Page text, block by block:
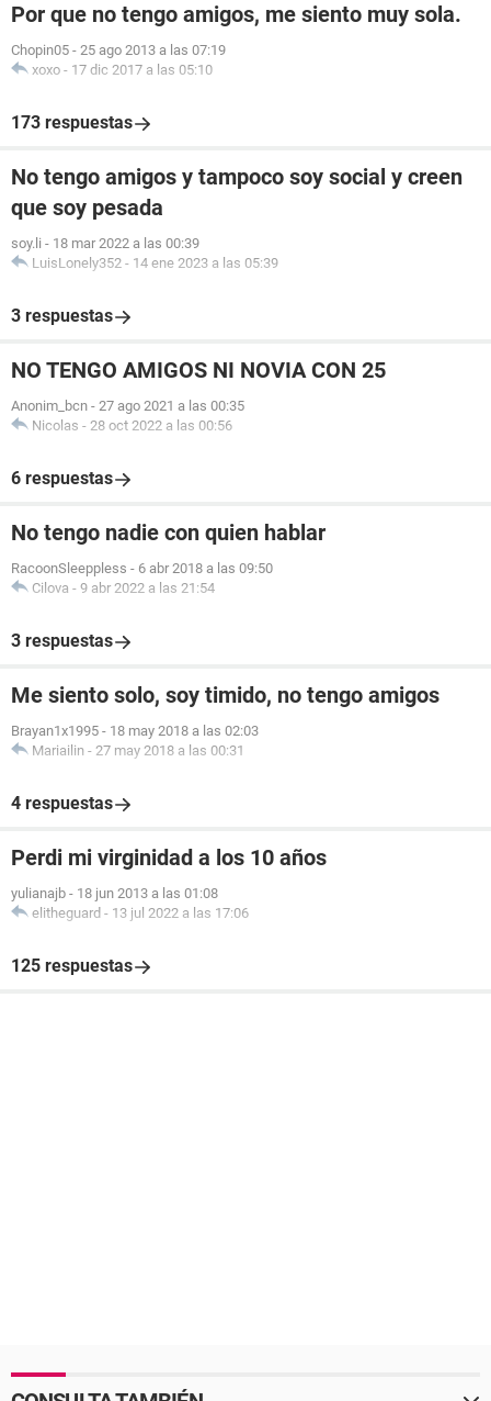
Por que no tengo amigos, me siento muy sola.
Chopin05 - 25 ago 2013 a las 07:19
xoxo - 17 dic 2017 a las 05:10
173 respuestas
No tengo amigos y tampoco soy social y creen
que soy pesada
soy.li - 18 mar 2022 a las 00:39
LuisLonely352 - 14 ene 2023 a las 05:39
3 respuestas
NO TENGO AMIGOS NI NOVIA CON 25
Anonim_bcn - 27 ago 2021 a las 00:35
Nicolas - 28 oct 2022 a las 00:56
6 respuestas
No tengo nadie con quien hablar
RacoonSleeppless - 6 abr 2018 a las 09:50
Cilova - 9 abr 2022 a las 21:54
3 respuestas
Me siento solo, soy timido, no tengo amigos
Brayan1x1995 - 18 may 2018 a las 02:03
Mariailin - 27 may 2018 a las 00:31
4 respuestas
Perdi mi virginidad a los 10 años
yulianajb - 18 jun 2013 a las 01:08
elitheguard - 13 jul 2022 a las 17:06
125 respuestas